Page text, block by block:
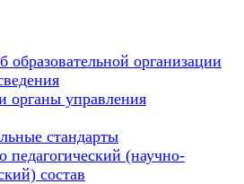
образовательной организации
органы управления
стандарты
педагогический (научно-
состав